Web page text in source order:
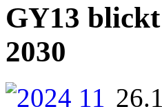
GY13
2030